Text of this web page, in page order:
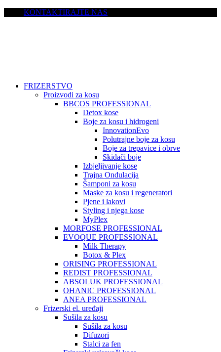
KONTAKTIRAJTE NAS
FRIZERSTVO
Proizvodi za kosu
BBCOS PROFESSIONAL
Detox kose
Boje za kosu i hidrogeni
InnovationEvo
Polutrajne boje za kosu
Boje za trepavice i obrve
Skidači boje
Izbjeljivanje kose
Trajna Ondulacija
Šamponi za kosu
Maske za kosu i regeneratori
Pjene i lakovi
Styling i njega kose
MyPlex
MORFOSE PROFESSIONAL
EVOQUE PROFESSIONAL
Milk Therapy
Botox & Plex
ORISING PROFESSIONAL
REDIST PROFESSIONAL
ABSOLUK PROFESSIONAL
OHANIC PROFESSIONAL
ANEA PROFESSIONAL
Frizerski el. uređaji
Sušila za kosu
Sušila za kosu
Difuzori
Stalci za fen